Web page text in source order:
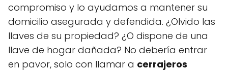
compromiso y lo ayudamos a mantener su
domicilio asegurada y defendida. ¿Olvido las
llaves de su propiedad? ¿O dispone de una
llave de hogar dañada? No debería entrar
en pavor, solo con llamar a cerrajeros